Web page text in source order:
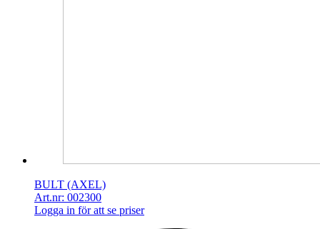
BULT (AXEL)
Art.nr: 002300
Logga in för att se priser